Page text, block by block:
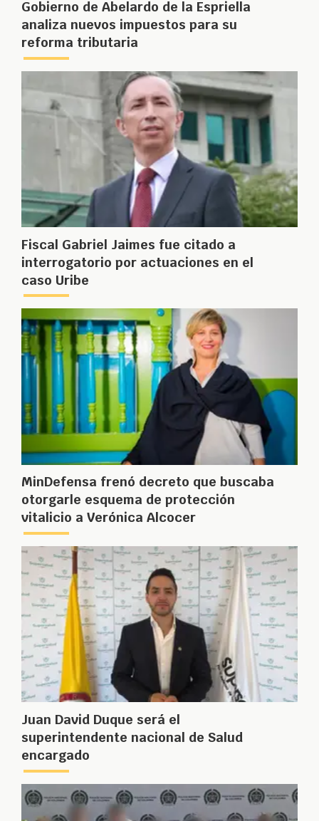
Gobierno de Abelardo de la Espriella
analiza nuevos impuestos para su
reforma tributaria
Fiscal Gabriel Jaimes fue citado a
interrogatorio por actuaciones en el
caso Uribe
MinDefensa frenó decreto que buscaba
otorgarle esquema de protección
vitalicio a Verónica Alcocer
Juan David Duque será el
superintendente nacional de Salud
encargado